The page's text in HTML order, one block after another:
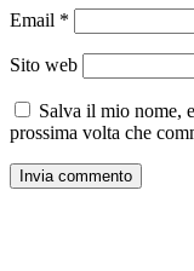
Email *
Sito web
Salva il mio nome,
prossima volta che